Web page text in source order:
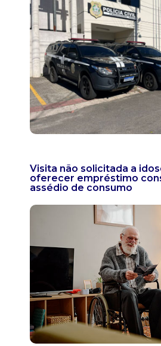
Visita não solicitada a
oferecer empréstimo
assédio de consumo